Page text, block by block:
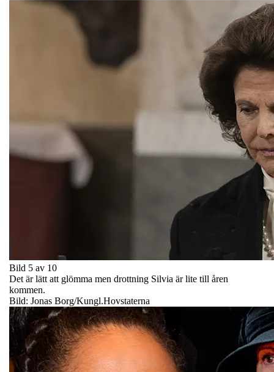
Bild 5 av 10
Det är lätt att glömma men drottning Silvia är lite till åren
kommen.
Bild: Jonas Borg/Kungl.Hovstaterna